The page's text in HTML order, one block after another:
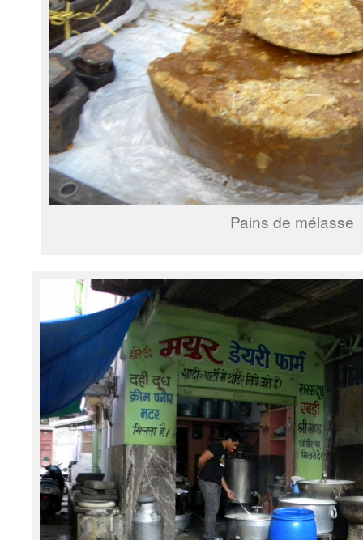
Pains de mélasse